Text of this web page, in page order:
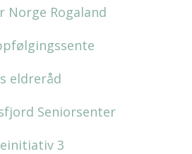
Norge Rogaland
eldreråd
Seniorsenter
3